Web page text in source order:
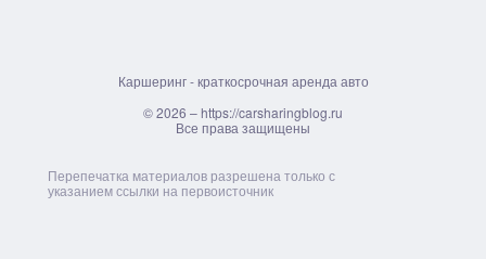
Каршеринг - краткосрочная аренда авто
© 2026 – https://carsharingblog.ru
Все права защищены
Перепечатка материалов разрешена только с
указанием ссылки на первоисточник